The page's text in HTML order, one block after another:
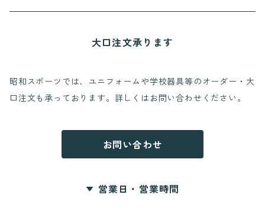
常永小学校
大口注文承ります
昭和スポーツでは、ユニフォームや学校器具等のオーダー・大
口注文も承っております。詳しくはお問い合わせください。
お問い合わせ
営業日・営業時間